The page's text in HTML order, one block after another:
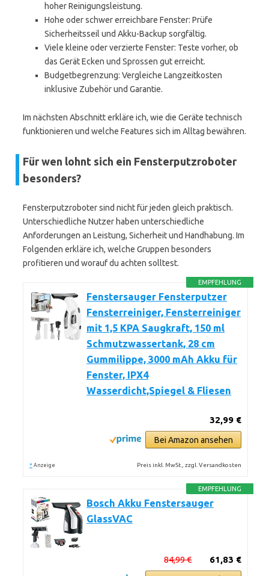
hoher Reinigungsleistung.
Hohe oder schwer erreichbare Fenster: Prüfe
Sicherheitsseil und Akku-Backup sorgfältig.
Viele kleine oder verzierte Fenster: Teste vorher, ob
das Gerät Ecken und Sprossen gut erreicht.
Budgetbegrenzung: Vergleiche Langzeitkosten
inklusive Zubehör und Garantie.
Im nächsten Abschnitt erkläre ich, wie die Geräte technisch
funktionieren und welche Features sich im Alltag bewähren.
Für wen lohnt sich ein Fensterputzroboter
besonders?
Fensterputzroboter sind nicht für jeden gleich praktisch.
Unterschiedliche Nutzer haben unterschiedliche
Anforderungen an Leistung, Sicherheit und Handhabung. Im
Folgenden erkläre ich, welche Gruppen besonders
profitieren und worauf du achten solltest.
EMPFEHLUNG
Fenstersauger Fensterputzer
Fensterreiniger, Fensterreiniger
mit 1,5 KPA Saugkraft, 150 ml
Schmutzwassertank, 28 cm
Gummilippe, 3000 mAh Akku für
Fenster, IPX4
Wasserdicht,Spiegel & Fliesen
32,99 €
Bei Amazon ansehen
* Anzeige Preis inkl. MwSt., zzgl. Versandkosten
EMPFEHLUNG
Bosch Akku Fenstersauger
GlassVAC
61,83 €
84,99 €